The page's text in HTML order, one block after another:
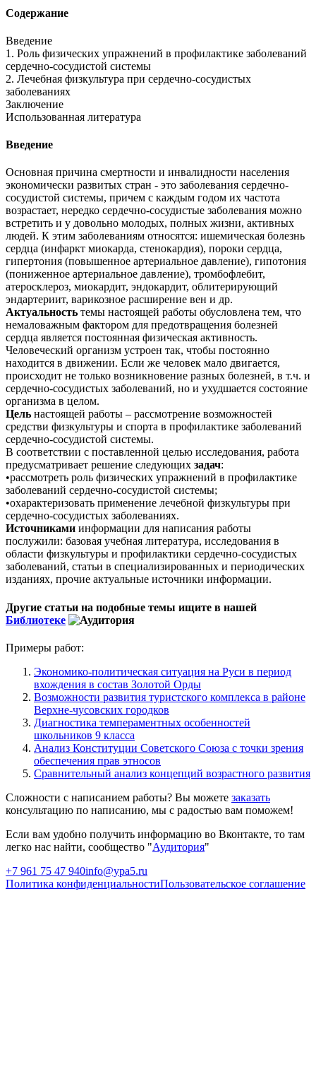
Содержание
Введение
1. Роль физических упражнений в профилактике заболеваний
сердечно-сосудистой системы
2. Лечебная физкультура при сердечно-сосудистых
заболеваниях
Заключение
Использованная литература
Введение
Основная причина смертности и инвалидности населения
экономически развитых стран - это заболевания сердечно-
сосудистой системы, причем с каждым годом их частота
возрастает, нередко сердечно-сосудистые заболевания можно
встретить и у довольно молодых, полных жизни, активных
людей. К этим заболеваниям относятся: ишемическая болезнь
сердца (инфаркт миокарда, стенокардия), пороки сердца,
гипертония (повышенное артериальное давление), гипотония
(пониженное артериальное давление), тромбофлебит,
атеросклероз, миокардит, эндокардит, облитерирующий
эндартериит, варикозное расширение вен и др.
Актуальность темы настоящей работы обусловлена тем, что
немаловажным фактором для предотвращения болезней
сердца является постоянная физическая активность.
Человеческий организм устроен так, чтобы постоянно
находится в движении. Если же человек мало двигается,
происходит не только возникновение разных болезней, в т.ч. и
сердечно-сосудистых заболеваний, но и ухудшается состояние
организма в целом.
Цель настоящей работы – рассмотрение возможностей
средстви физкультуры и спорта в профилактике заболеваний
сердечно-сосудистой системы.
В соответствии с поставленной целью исследования, работа
предусматривает решение следующих задач:
•рассмотреть роль физических упражнений в профилактике
заболеваний сердечно-сосудистой системы;
•охарактеризовать применение лечебной физкультуры при
сердечно-сосудистых заболеваниях.
Источниками информации для написания работы
послужили: базовая учебная литература, исследования в
области физкультуры и профилактики сердечно-сосудистых
заболеваний, статьи в специализированных и периодических
изданиях, прочие актуальные источники информации.
Другие статьи на подобные темы ищите в нашей
Библиотеке
Примеры работ:
Экономико-политическая ситуация на Руси в период
вхождения в состав Золотой Орды
Возможности развития туристского комплекса в районе
Верхне-чусовских городков
Диагностика темпераментных особенностей
школьников 9 класса
Анализ Конституции Советского Союза с точки зрения
обеспечения прав этносов
Сравнительный анализ концепций возрастного развития
Сложности с написанием работы? Вы можете заказать
консультацию по написанию, мы с радостью вам поможем!
Если вам удобно получить информацию во Вконтакте, то там
легко нас найти, сообщество "Аудитория"
+7 961 75 47 940info@ypa5.ru
Политика конфиденциальностиПользовательское соглашение